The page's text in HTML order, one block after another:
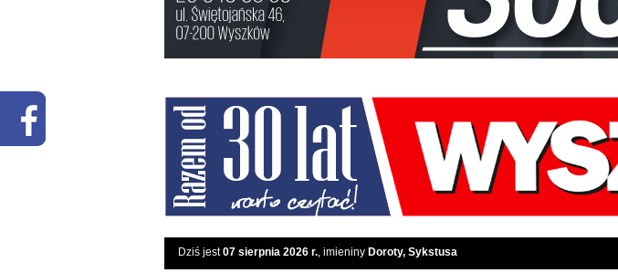
Dziś jest07 sierpnia 2026 r., imieniny Doroty, Sykstusa